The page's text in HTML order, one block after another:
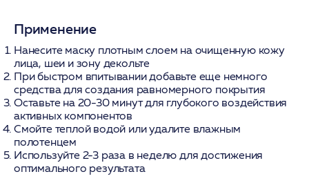
Применение
Нанесите маску плотным слоем на очищенную кожу
лица, шеи и зону декольте
При быстром впитывании добавьте еще немного
средства для создания равномерного покрытия
Оставьте на 20-30 минут для глубокого воздействия
активных компонентов
Смойте теплой водой или удалите влажным
полотенцем
Используйте 2-3 раза в неделю для достижения
оптимального результата